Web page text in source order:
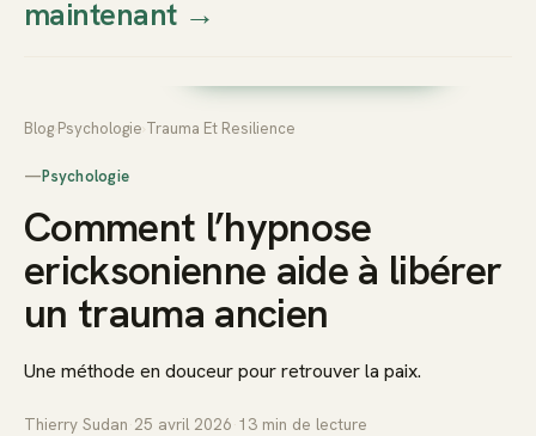
Thierry
Prendre rendez-vous dès
maintenant→
Blog Psychologie Trauma Et Resilience
—Psychologie
Comment l’hypnose
ericksonienne aide à libérer
un trauma ancien
Une méthode en douceur pour retrouver la paix.
Thierry Sudan 25 avril 2026 13 min de lecture